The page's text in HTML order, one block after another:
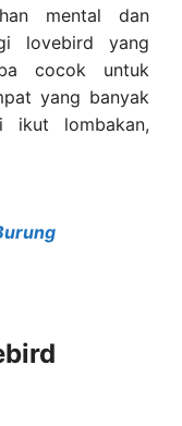
mental dan
lovebird yang
cocok untuk
yang banyak
ikut lombakan,